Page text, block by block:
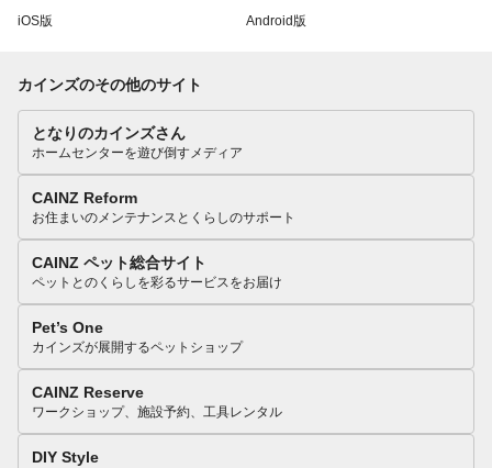
iOS版 Android版
カインズのその他のサイト
となりのカインズさん
ホームセンターを遊び倒すメディア
CAINZ Reform
お住まいのメンテナンスとくらしのサポート
CAINZ ペット総合サイト
ペットとのくらしを彩るサービスをお届け
Pet’s One
カインズが展開するペットショップ
CAINZ Reserve
ワークショップ、施設予約、工具レンタル
DIY Style